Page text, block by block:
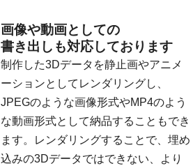
画像や動画としての
書き出しも対応しております
制作した3Dデータを静止画やアニメ
ーションとしてレンダリングし、
JPEGのような画像形式やMP4のよう
な動画形式として納品することもでき
ます。レンダリングすることで、埋め
込みの3Dデータではできない、より